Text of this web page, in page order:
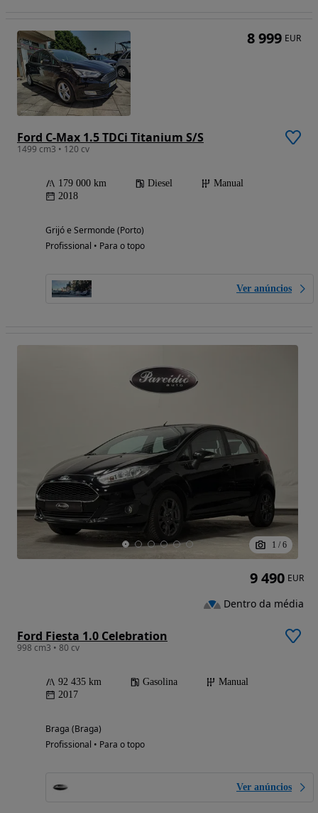
Ford C-Max 1.5 TDCi Titanium S/S
1499 cm3 • 120 cv
179 000 km Diesel
Manual
2018
Grijó e Sermonde (Porto)
Profissional • Para o topo
Ver anúncios
8 999 EUR
1 / 6
Ford Fiesta 1.0 Celebration
998 cm3 • 80 cv
92 435 km Gasolina
Manual
2017
Braga (Braga)
Profissional • Para o topo
Ver anúncios
9 490 EUR
Dentro da média